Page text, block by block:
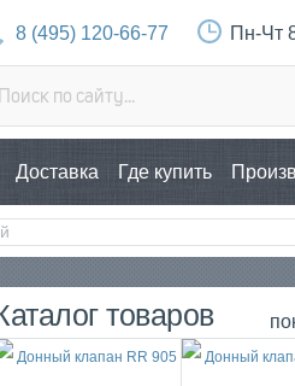
8 (495) 120-66-77 Пн-Чт
Доставка Где купить
товаров